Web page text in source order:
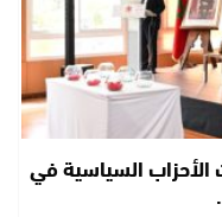
الأحزاب السياسية في